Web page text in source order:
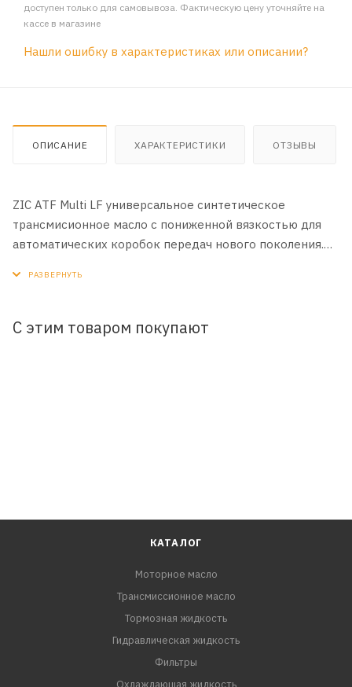
доступен только для самовывоза. Фактическую цену уточняйте на
кассе в магазине
Нашли ошибку в характеристиках или описании?
ОПИСАНИЕ ХАРАКТЕРИСТИКИ ОТЗЫВЫ
ZIC ATF Multi LF универсальное синтетическое
трансмисионное масло с пониженной вязкостью для
автоматических коробок передач нового поколения.
Mazda ATF-FZ Mitsubishi ATF-J3, ATF-PA, SP-IV Nissan
С этим товаром покупают
КАТАЛОГ
Моторное масло
Трансмиссионное масло
Тормозная жидкость
Гидравлическая жидкость
Фильтры
Охлаждающая жидкость